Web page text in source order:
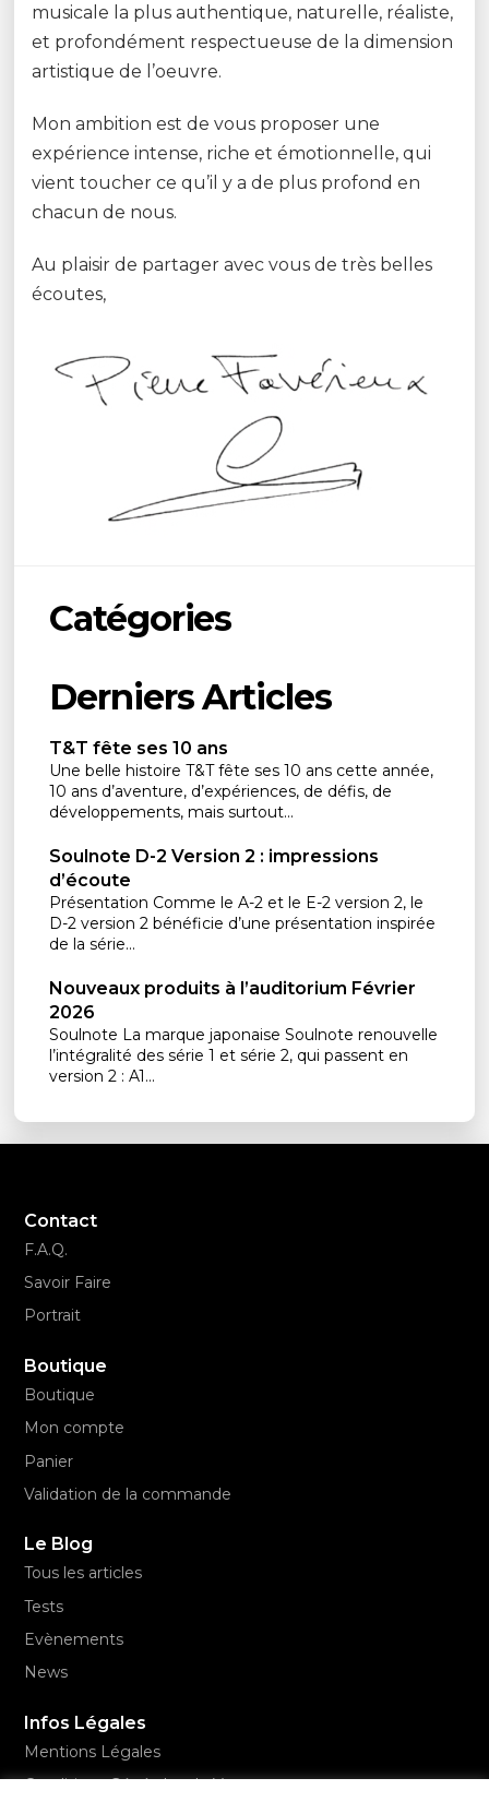
musicale la plus authentique, naturelle, réaliste,
et profondément respectueuse de la dimension
artistique de l’oeuvre.
Mon ambition est de vous proposer une
expérience intense, riche et émotionnelle, qui
vient toucher ce qu’il y a de plus profond en
chacun de nous.
Au plaisir de partager avec vous de très belles
écoutes,
Catégories
Derniers Articles
T&T fête ses 10 ans
Une belle histoire T&T fête ses 10 ans cette année,
10 ans d’aventure, d’expériences, de défis, de
développements, mais surtout...
Soulnote D-2 Version 2 : impressions
d’écoute
Présentation Comme le A-2 et le E-2 version 2, le
D-2 version 2 bénéficie d’une présentation inspirée
de la série...
Nouveaux produits à l’auditorium Février
2026
Soulnote La marque japonaise Soulnote renouvelle
l’intégralité des série 1 et série 2, qui passent en
version 2 : A1...
Contact
F.A.Q.
Savoir Faire
Portrait
Boutique
Boutique
Mon compte
Panier
Validation de la commande
Le Blog
Tous les articles
Tests
Evènements
News
Infos Légales
Mentions Légales
Conditions Générales de Vente